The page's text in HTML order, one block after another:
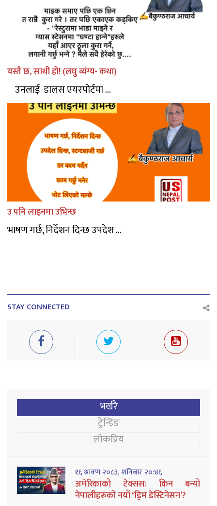
यस्तै छ, साथी हो! (लघु ब्यंग्य- कथा)
उनलाई डालस एयरपोर्टमा ...
उ पनि लाइनमा उभिन्छ
भाषण गर्छ, निर्देशन दिन्छ उपदेश ...
STAY CONNECTED
भर्खरै
ट्रेन्डिङ
लोकप्रिय
१६ श्रावण २०८३, शनिबार २०:४६
अमेरिकाको टेक्सस: किन बन्यो
नेपालीहरूको नयाँ ‘ड्रिम डेस्टिनेसन’?